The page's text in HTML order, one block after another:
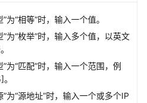
为“相等”时，输入一个值。
”为“枚举”时，输入多个值，以英文
”为“匹配”时，输入一个范围，例
”为“源地址”时，输入一个或多个IP